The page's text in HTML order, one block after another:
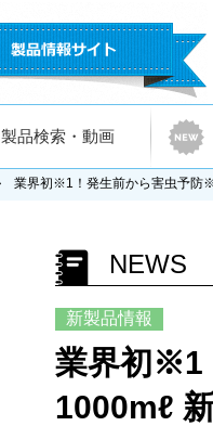
製品検索・動画
業界初※1！発生前から害虫予防
NEWS
新製品情報
業界初※1
1000mℓ